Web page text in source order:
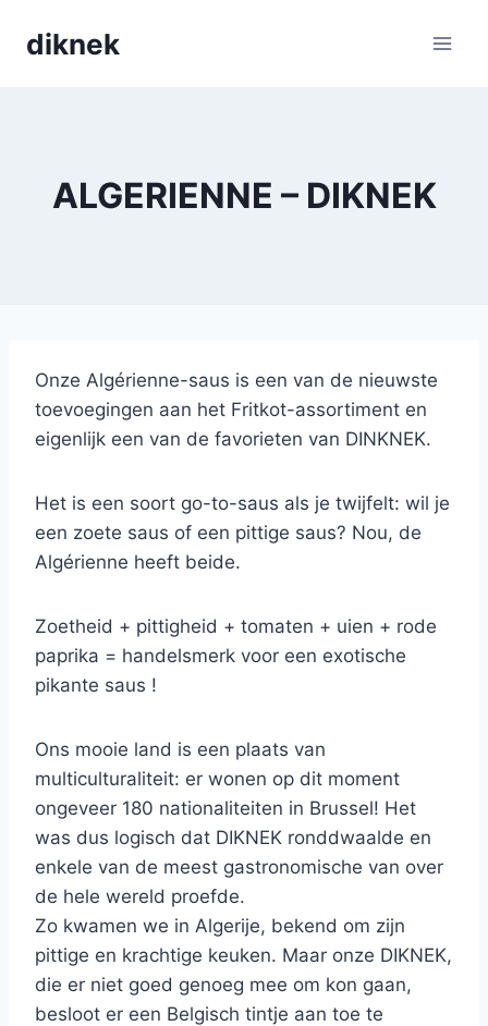
diknek
ALGERIENNE – DIKNEK
Onze Algérienne-saus is een van de nieuwste
toevoegingen aan het Fritkot-assortiment en
eigenlijk een van de favorieten van DINKNEK.
Het is een soort go-to-saus als je twijfelt: wil je
een zoete saus of een pittige saus? Nou, de
Algérienne heeft beide.
Zoetheid + pittigheid + tomaten + uien + rode
paprika = handelsmerk voor een exotische
pikante saus !
Ons mooie land is een plaats van
multiculturaliteit: er wonen op dit moment
ongeveer 180 nationaliteiten in Brussel! Het
was dus logisch dat DIKNEK ronddwaalde en
enkele van de meest gastronomische van over
de hele wereld proefde.
Zo kwamen we in Algerije, bekend om zijn
pittige en krachtige keuken. Maar onze DIKNEK,
die er niet goed genoeg mee om kon gaan,
besloot er een Belgisch tintje aan toe te